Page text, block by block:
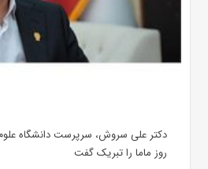
دکتر علی سروش، سرپرست دانشگاه
روز ماما را تبریک گفت